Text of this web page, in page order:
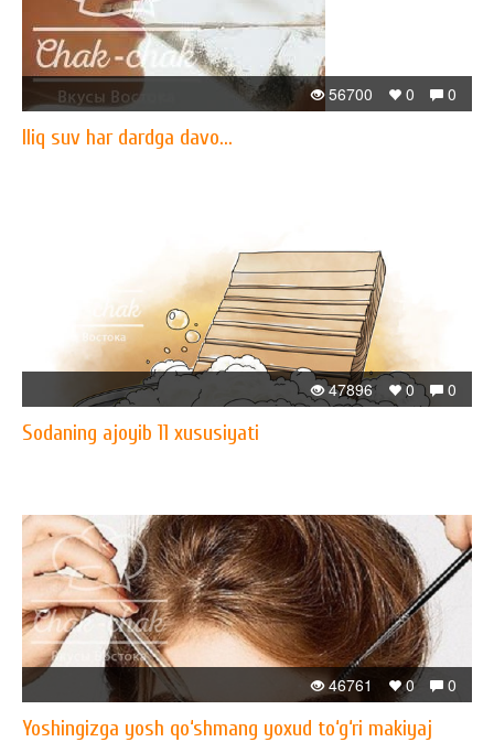
0
0
56700
Iliq suv har dardga davo...
0
0
47896
​Sodaning ajoyib 11 xususiyati
0
0
46761
Yoshingizga yosh qo‘shmang yoxud to‘g‘ri makiyaj